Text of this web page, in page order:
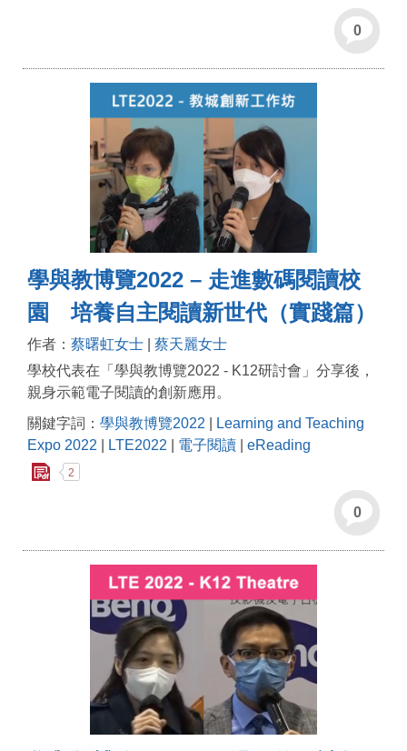
0
學與教博覽2022 – 走進數碼閱讀校
園 培養自主閱讀新世代（實踐篇）
作者： 蔡曙虹女士
蔡天麗女士
學校代表在「學與教博覽2022 - K12研討會」分享後，
親身示範電子閱讀的創新應用。
關鍵字詞： 學與教博覽2022
Learning and Teaching
Expo 2022
LTE2022 電子閱讀 eReading
2
0